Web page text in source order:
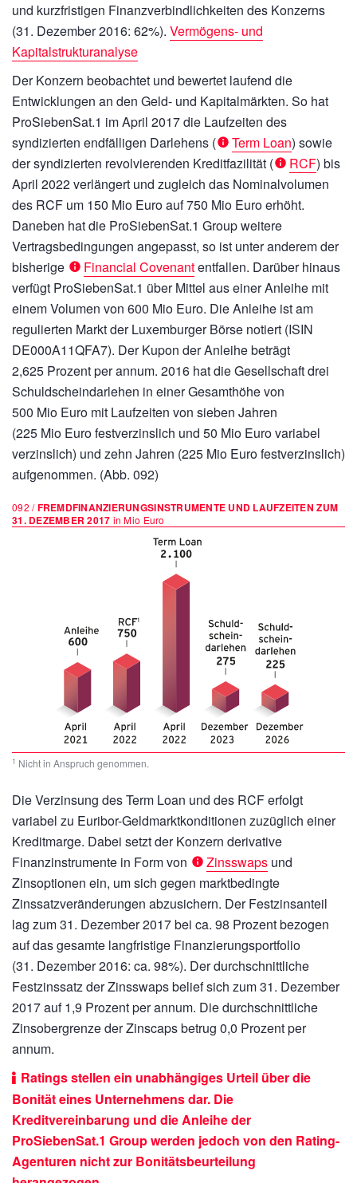
und kurzfristigen Finanzverbindlichkeiten des Konzerns
(31. Dezember 2016: 62%). Vermögens- und
Kapitalstrukturanalyse
Der Konzern beobachtet und bewertet laufend die
Entwicklungen an den Geld- und Kapitalmärkten. So hat
ProSiebenSat.1 im April 2017 die Laufzeiten des
syndizierten endfälligen Darlehens (
Term Loan) sowie
der syndizierten revolvierenden Kreditfazilität (
RCF) bis
April 2022 verlängert und zugleich das Nominalvolumen
des RCF um 150 Mio Euroauf750 Mio Euroerhöht.
Daneben hat die ProSiebenSat.1 Group weitere
Vertragsbedingungen angepasst, so ist unter anderem der
bisherige
Financial Covenantentfallen. Darüber hinaus
verfügt ProSiebenSat.1 über Mittel aus einer Anleihe mit
einem Volumen von 600 Mio Euro. Die Anleihe ist am
regulierten Markt der Luxemburger Börse notiert (ISIN
DE000A11QFA7). Der Kupon der Anleihe beträgt
2,625 Prozent per annum. 2016 hat die Gesellschaft drei
Schuldscheindarlehen in einer Gesamthöhe von
500 Mio Euro mit Laufzeiten von sieben Jahren
(225 Mio Eurofestverzinslich und 50 Mio Eurovariabel
verzinslich) und zehn Jahren (225 Mio Eurofestverzinslich)
aufgenommen. (Abb. 092)
092 /FREMDFINANZIERUNGSINSTRUMENTE UND LAUFZEITEN ZUM
31. DEZEMBER 2017 in Mio Euro
1 Nicht in Anspruch genommen.
Die Verzinsung des Term Loan und des RCF erfolgt
variabel zu Euribor-Geldmarktkonditionen zuzüglich einer
Kreditmarge. Dabei setzt der Konzern derivative
Finanzinstrumente in Form von
Zinsswaps und
Zinsoptionen ein, um sich gegen marktbedingte
Zinssatzveränderungen abzusichern. Der Festzinsanteil
lag zum 31. Dezember 2017 bei ca. 98 Prozent bezogen
auf das gesamte langfristige Finanzierungsportfolio
(31. Dezember 2016: ca. 98%). Der durchschnittliche
Festzinssatz der Zinsswaps belief sich zum 31. Dezember
2017 auf 1,9 Prozent per annum. Die durchschnittliche
Zinsobergrenze der Zinscaps betrug 0,0 Prozent per
annum.
Ratings stellen ein unabhängiges Urteil über die
Bonität eines Unternehmens dar. Die
Kreditvereinbarung und die Anleihe der
ProSiebenSat.1 Group werden jedoch von den Rating-
Agenturen nicht zur Bonitätsbeurteilung